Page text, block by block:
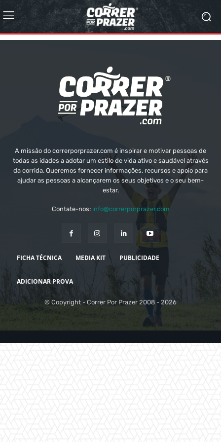
A missão do correrporprazer.com é inspirar e motivar pessoas de
todas as idades a adotar um estilo de vida ativo e saudável através
da corrida. Queremos fornecer informações, recursos e apoio para
ajudar as pessoas a alcançarem os seus objetivos e o seu bem-
estar.
Contate-nos: info@correrporprazer.com
FICHA TÉCNICA MEDIA KIT PUBLICIDADE
ADICIONAR PROVA
© Copyright - Correr Por Prazer 2008 - 2026